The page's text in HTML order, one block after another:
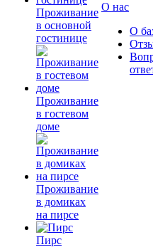
Проживание
в основной
гостинице
Проживание
в гостевом
доме
Проживание
в домиках
на пирсе
Пирс
О нас
О